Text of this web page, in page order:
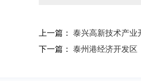
上一篇：
泰兴高新技术产业
下一篇：
泰州港经济开发区